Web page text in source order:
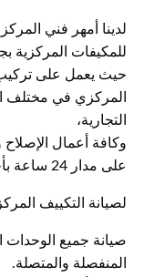
لدينا أمهر فني
للمكيفات المركزية
حيث يعمل على
المركزي في مختلف
التجارية،
وكافة أعمال
على مدار 24 ساعة بأجهزة متطورة ومعدات عمل متكاملة،
لصيانة التكييف
صيانة جميع الوحدات
المنفصلة والمتصلة.